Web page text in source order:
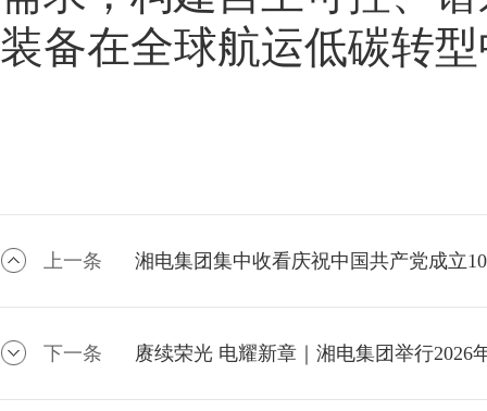
装备在全球航运低碳转
上一条 湘电集团集中收看庆祝中国共产党成立
下一条 赓续荣光 电耀新章｜湘电集团举行2026